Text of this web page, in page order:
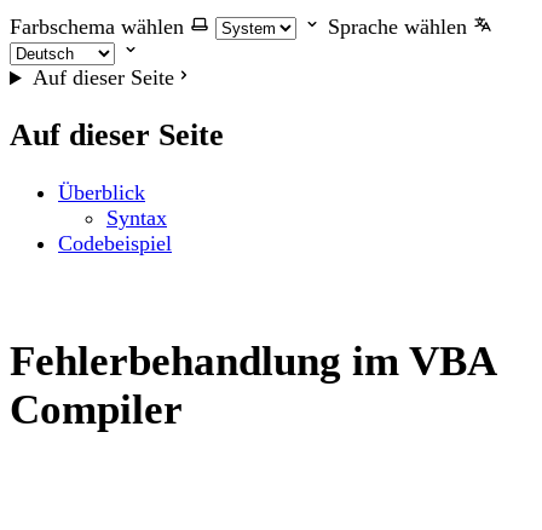
Farbschema wählen
Sprache wählen
Auf dieser Seite
Auf dieser Seite
Überblick
Syntax
Codebeispiel
Fehlerbehandlung im VBA
Compiler